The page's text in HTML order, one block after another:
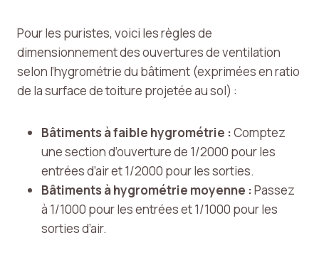
Pour les puristes, voici les règles de
dimensionnement des ouvertures de ventilation
selon l’hygrométrie du bâtiment (exprimées en ratio
de la surface de toiture projetée au sol) :
Bâtiments à faible hygrométrie :Comptez
une section d’ouverture de 1/2000 pour les
entrées d’air et 1/2000 pour les sorties.
Bâtiments à hygrométrie moyenne :Passez
à 1/1000 pour les entrées et 1/1000 pour les
sorties d’air.